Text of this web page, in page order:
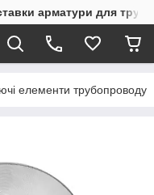
арматури для
елементи трубопроводу